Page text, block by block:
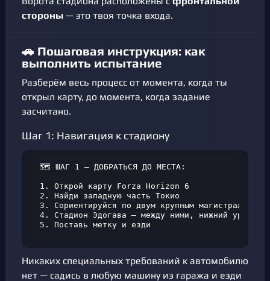
стороны — это твоя точка входа.
🚗 Пошаговая инструкция: как
выполнить испытание
Разберём весь процесс от момента, когда ты
открыл карту, до момента, когда задание
засчитано.
Шаг 1: Навигация к стадиону
🗺️ ШАГ 1 — ДОБРАТЬСЯ ДО МЕСТА:
1. Открой карту Forza Horizon 6
2. Найди западную часть Токио
3. Сориентируйся по двум крупным магистралям
4. Стадион Эдогава — между ними, нижний уровень
5. Поставь метку и езди
Никаких специальных требований к автомобилю
нет — садись в любую машину из гаража и езди